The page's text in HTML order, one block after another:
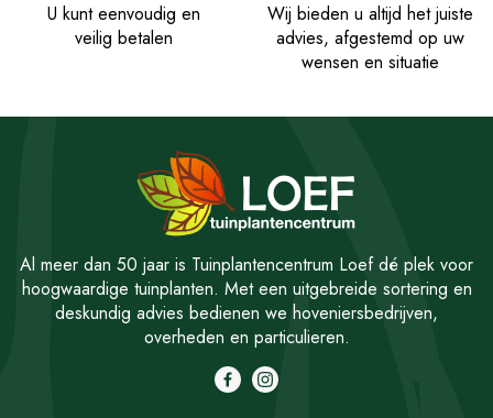
U kunt eenvoudig en
veilig betalen
Wij bieden u altijd het juiste
advies, afgestemd op uw
wensen en situatie
Al meer dan 50 jaar is Tuinplantencentrum Loef dé plek voor
hoogwaardige tuinplanten. Met een uitgebreide sortering en
deskundig advies bedienen we hoveniersbedrijven,
overheden en particulieren.